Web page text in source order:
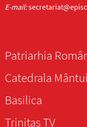
E-mail:
Patriarhia
Catedrala
Basilica
Trinitas TV